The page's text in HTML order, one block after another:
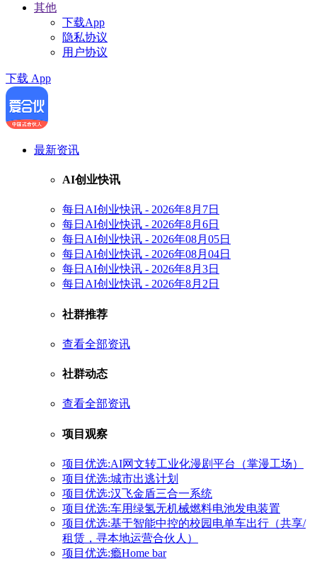
其他
下载App
隐私协议
用户协议
下载 App
最新资讯
AI创业快讯
每日AI创业快讯 - 2026年8月7日
每日AI创业快讯 - 2026年8月6日
每日AI创业快讯 - 2026年08月05日
每日AI创业快讯 - 2026年08月04日
每日AI创业快讯 - 2026年8月3日
每日AI创业快讯 - 2026年8月2日
社群推荐
查看全部资讯
社群动态
查看全部资讯
项目观察
项目优选:AI网文转工业化漫剧平台（掌漫工场）
项目优选:城市出逃计划
项目优选:汉飞金盾三合一系统
项目优选:车用绿氢无机械燃料电池发电装置
项目优选:基于智能中控的校园电单车出行（共享/
租赁，寻本地运营合伙人）
项目优选:瘾Home bar